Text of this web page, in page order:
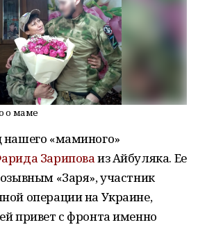
о маме
нашего «маминого»
Зариповаиз Айбуляка. Ее
«Заря», участник
операции на Украине,
привет с фронта именно